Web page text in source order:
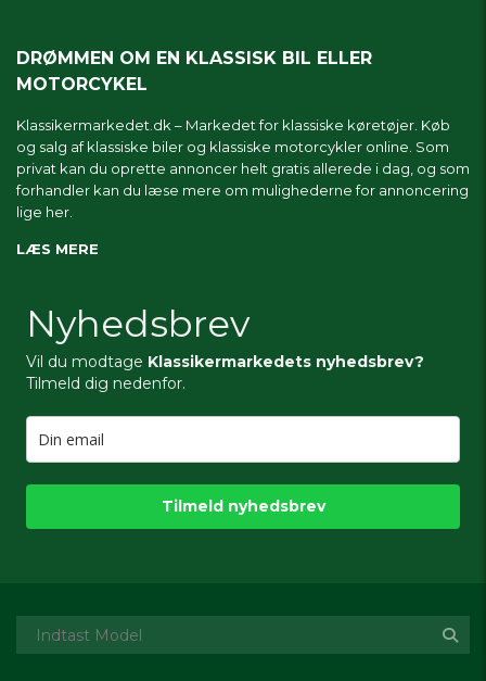
DRØMMEN OM EN KLASSISK BIL ELLER
MOTORCYKEL
Klassikermarkedet.dk – Markedet for klassiske køretøjer. Køb
og salg af klassiske biler og klassiske motorcykler online. Som
privat kan du oprette annoncer helt gratis allerede i dag, og som
forhandler kan du læse mere om mulighederne for annoncering
lige her.
LÆS MERE
Nyhedsbrev
Vil du modtage Klassikermarkedets nyhedsbrev?
Tilmeld dig nedenfor.
Tilmeld nyhedsbrev